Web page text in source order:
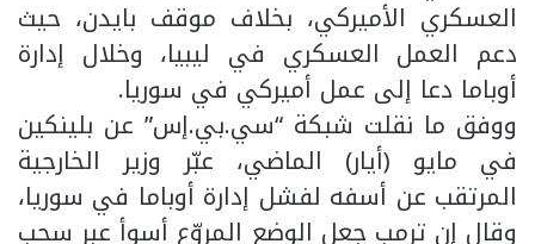
العسكري الأميركي، بخلاف موقف بايدن، حيث
دعم العمل العسكري في ليبيا، وخلال إدارة
أوباما دعا إلى عمل أميركي في سوريا.
ووفق ما نقلت شبكة “سي.بي.إس” عن بلينكين
في مايو (أيار) الماضي، عبّر وزير الخارجية
المرتقب عن أسفه لفشل إدارة أوباما في سوريا،
وقال إن ترمب جعل الوضع المروّع أسوأ عبر سحب